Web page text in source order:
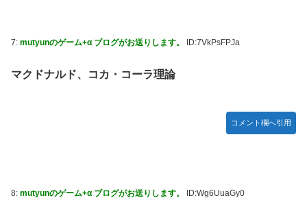
【動画】これはお見事。中国重慶市で珍しい事故が撮影され
【画像】 キャミイの18万円の最新フィギュア、ガチで作り
【悲報】 めっちゃカメレオンさん、早速パクリゲーが任天
TCG・その後」
7: mutyunのゲーム+α ブログがお送りします。 ID:7VkPsFPJa
マクドナルド、コカ・コーラ理論
コメント欄へ引用
8: mutyunのゲーム+α ブログがお送りします。 ID:Wg6UuaGy0